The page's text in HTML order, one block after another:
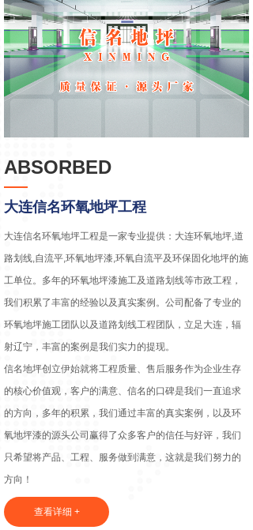
大连信名环氧地坪工程
ABSORBED
大连信名环氧地坪工程是一家专业提供：大连环氧地坪,道
路划线,自流平,环氧地坪漆,环氧自流平及环保固化地坪的施
工单位。多年的环氧地坪漆施工及道路划线等市政工程，
我们积累了丰富的经验以及真实案例。公司配备了专业的
环氧地坪施工团队以及道路划线工程团队，立足大连，辐
射辽宁，丰富的案例是我们实力的提现。
信名地坪创立伊始就将工程质量、售后服务作为企业生存
的核心价值观，客户的满意、信名的口碑是我们一直追求
的方向，多年的积累，我们通过丰富的真实案例，以及环
氧地坪漆的源头公司赢得了众多客户的信任与好评，我们
只希望将产品、工程、服务做到满意，这就是我们努力的
方向！
查看详细 +